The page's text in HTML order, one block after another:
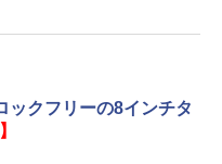
ックフリーの8インチタ